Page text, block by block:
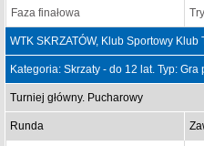
Faza finałowa
WTK SKRZATÓW, Klub Sportowy
Kategoria: Skrzaty - do 12 lat. Typ: Gra
Turniej główny. Pucharowy
Runda